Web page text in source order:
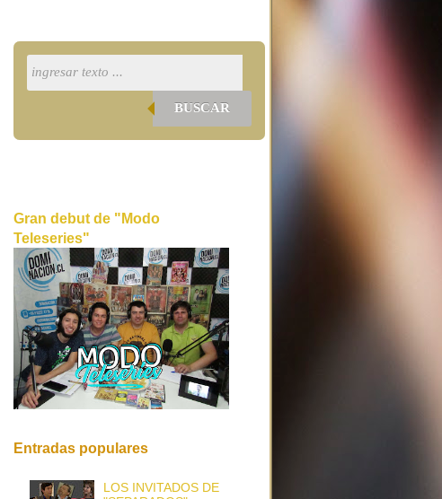
BUSCAR
Gran debut de "Modo
Teleseries"
Entradas populares
LOS INVITADOS DE